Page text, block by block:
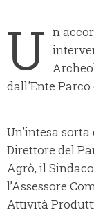
U n
dall'Ente Parco
Un'intesa
Direttore del
Agrò, il
l’Assessore
Attività